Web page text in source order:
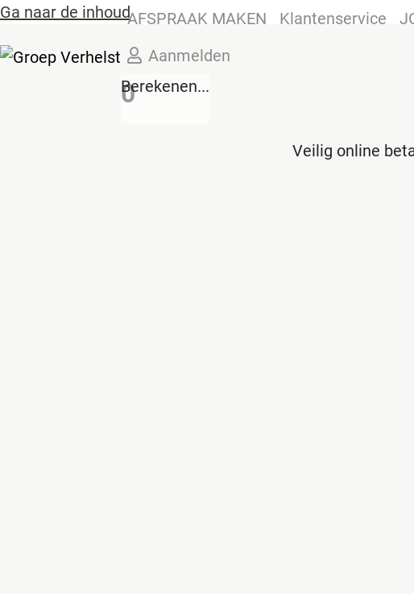
Ga naar de inhoudAFSPRAAK MAKEN Klantenservice
Aanmelden
0
Berekenen...
Veilig online